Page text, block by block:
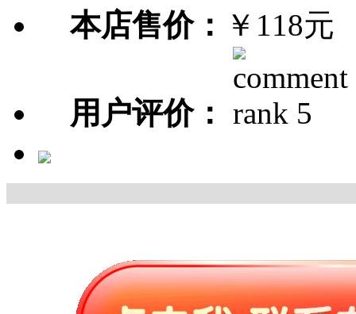
本店售价： ￥118元
用户评价：